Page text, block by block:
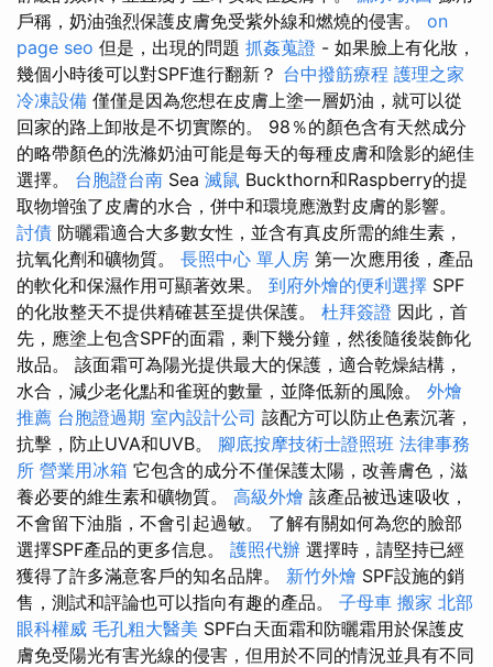
戶稱，奶油強烈保護皮膚免受紫外線和燃燒的侵害。 on
page seo 但是，出現的問題 抓姦蒐證 - 如果臉上有化妝，
幾個小時後可以對SPF進行翻新？ 台中撥筋療程 護理之家
冷凍設備 僅僅是因為您想在皮膚上塗一層奶油，就可以從
回家的路上卸妝是不切實際的。 98％的顏色含有天然成分
的略帶顏色的洗滌奶油可能是每天的每種皮膚和陰影的絕佳
選擇。 台胞證台南 Sea 滅鼠 Buckthorn和Raspberry的提
取物增強了皮膚的水合，併中和環境應激對皮膚的影響。
討債 防曬霜適合大多數女性，並含有真皮所需的維生素，
抗氧化劑和礦物質。 長照中心 單人房 第一次應用後，產品
的軟化和保濕作用可顯著效果。 到府外燴的便利選擇 SPF
的化妝整天不提供精確甚至提供保護。 杜拜簽證 因此，首
先，應塗上包含SPF的面霜，剩下幾分鐘，然後隨後裝飾化
妝品。 該面霜可為陽光提供最大的保護，適合乾燥結構，
水合，減少老化點和雀斑的數量，並降低新的風險。 外燴
推薦 台胞證過期 室內設計公司 該配方可以防止色素沉著，
抗擊，防止UVA和UVB。 腳底按摩技術士證照班 法律事務
所 營業用冰箱 它包含的成分不僅保護太陽，改善膚色，滋
養必要的維生素和礦物質。 高級外燴 該產品被迅速吸收，
不會留下油脂，不會引起過敏。 了解有關如何為您的臉部
選擇SPF產品的更多信息。 護照代辦 選擇時，請堅持已經
獲得了許多滿意客戶的知名品牌。 新竹外燴 SPF設施的銷
售，測試和評論也可以指向有趣的產品。 子母車 搬家 北部
眼科權威 毛孔粗大醫美 SPF白天面霜和防曬霜用於保護皮
膚免受陽光有害光線的侵害，但用於不同的情況並具有不同